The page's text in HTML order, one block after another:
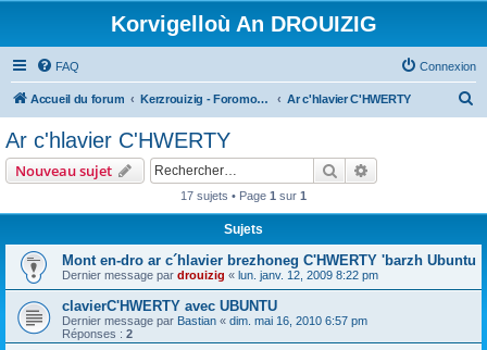
Korvigelloù An DROUIZIG
FAQ Connexion
Accueil du forum Kerzrouizig - Foromoù An Drouizig Ar c'hlavier C'HWERTY
Ar c'hlavier C'HWERTY
Nouveau sujet Rechercher
17 sujets • Page 1 sur 1
Sujets
Mont en-dro ar c´hlavier brezhoneg C'HWERTY 'barzh Ubuntu
Dernier message par drouizig « lun. janv. 12, 2009 8:22 pm
clavierC'HWERTY avec UBUNTU
Dernier message par Bastian « dim. mai 16, 2010 6:57 pm
Réponses : 2